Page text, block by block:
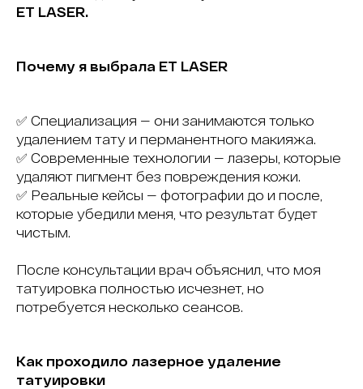
ET LASER.
Почему я выбрала ET LASER
✅ Специализация — они занимаются только
удалением тату и перманентного макияжа.
✅ Современные технологии — лазеры, которые
удаляют пигмент без повреждения кожи.
✅ Реальные кейсы — фотографии до и после,
которые убедили меня, что результат будет
чистым.
После консультации врач объяснил, что моя
татуировка полностью исчезнет, но
потребуется несколько сеансов.
Как проходило лазерное удаление
татуировки